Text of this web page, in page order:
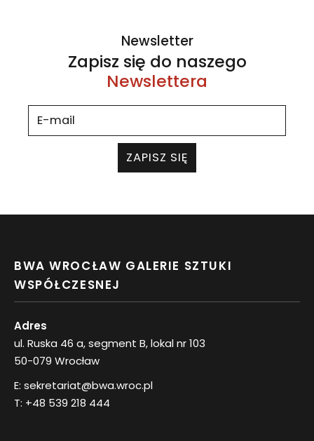
Newsletter
Zapisz się do naszego
Newslettera
ZAPISZ SIĘ
BWA WROCŁAW GALERIE SZTUKI
WSPÓŁCZESNEJ
Adres
ul. Ruska 46 a, segment B, lokal nr 103
50-079 Wrocław
E: sekretariat@bwa.wroc.pl
T: +48 539 218 444